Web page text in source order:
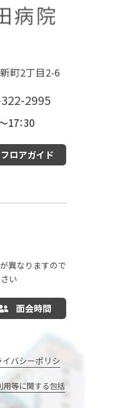
HOSPITAL MOVIE
期外来
について
MFICU
出産方法
産後ケア
ェルネス
エステサロン
町2丁目2-6
2995
17：30
フロアガイド
異なりますので
い
面会時間
イバシーポリシ
用等に関する包括